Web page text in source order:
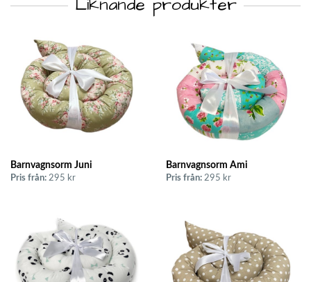
Barnvagnsorm Juni
Pris från: 295 kr
Barnvagnsorm Ami
Pris från: 295 kr